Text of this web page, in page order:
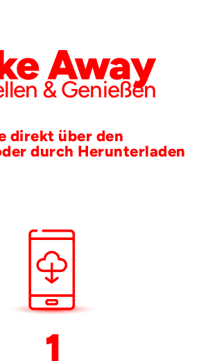
Away
& Genießen
direkt über den
durch Herunterladen
1